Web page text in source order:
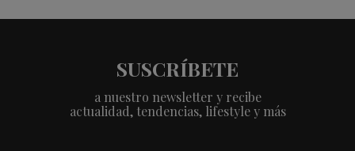
SUSCRÍBETE
a nuestro newsletter y recibe
actualidad, tendencias, lifestyle y más